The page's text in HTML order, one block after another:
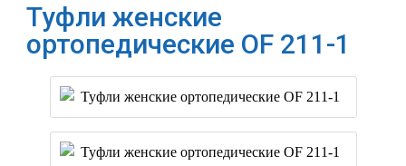
Туфли женские
ортопедические OF 211-1